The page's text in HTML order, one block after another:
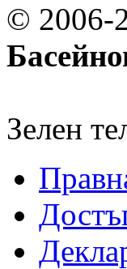
© 2006-
Зелен